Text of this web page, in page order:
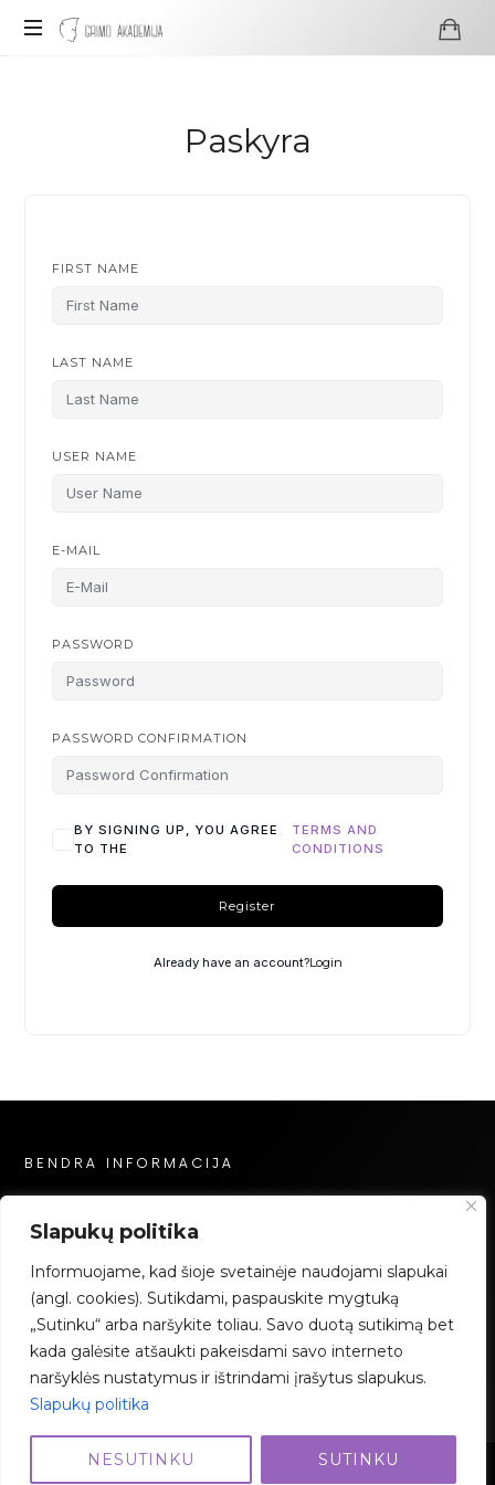
Slapukų politika
Informuojame, kad šioje svetainėje naudojami slapukai
(angl. cookies). Sutikdami, paspauskite mygtuką
„Sutinku“ arba naršykite toliau. Savo duotą sutikimą bet
kada galėsite atšaukti pakeisdami savo interneto
naršyklės nustatymus ir ištrindami įrašytus slapukus.
Slapukų politika
NESUTINKU SUTINKU
Grimo
Paskyra
FIRST NAME
LAST NAME
USER NAME
E-MAIL
PASSWORD
PASSWORD CONFIRMATION
BY SIGNING UP, YOU AGREE
TO THE
TERMS AND
CONDITIONS
Register
Already have an account?Login
BENDRA INFORMACIJA
Slapukų politika
Mokėjimai
Facebook
Instagram
YouTube